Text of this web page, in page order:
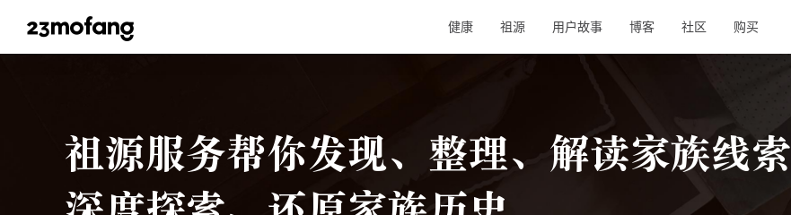
健康 祖源 用户故事 博客 社区 购买
祖源服务帮你发现、整理、解读家族线索